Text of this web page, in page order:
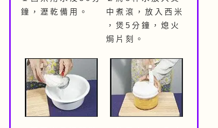
鐘 ， 瀝 乾 備 用 。
中 煮 滾 ， 放 入 西 米
， 煲 5 分 鐘 ， 熄 火
焗 片 刻 。